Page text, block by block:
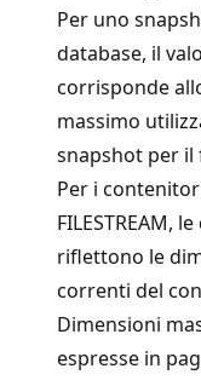
Per uno
database, il
corrisponde
massimo
snapshot per il
Per i
FILESTREAM,
riflettono le
correnti del
Dimensioni
espresse in